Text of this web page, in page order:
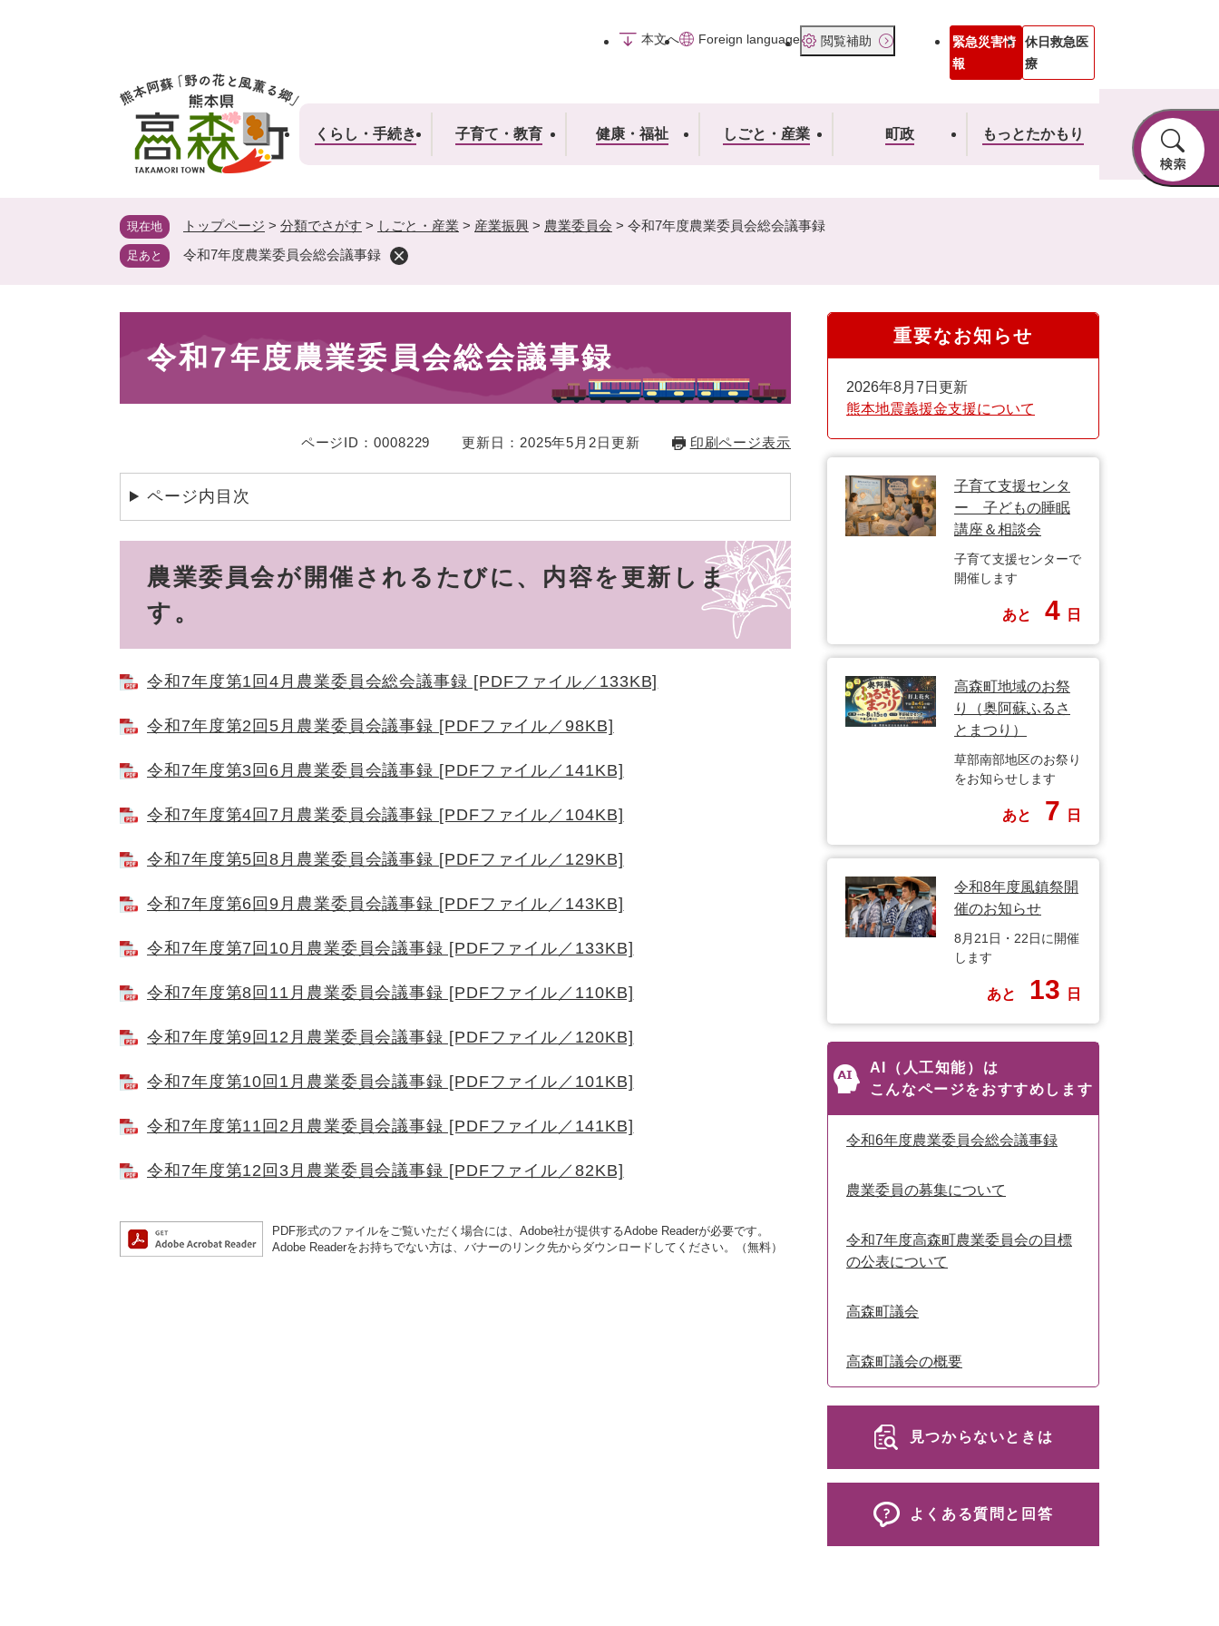
本文へ
Foreign language 閲覧補助
くらし・手続き 子育て・教育 健康・福祉 しごと・産業 町政 もっとたかもり
緊急災害情
報
休日救急医
療
現在地 トップページ > 分類でさがす > しごと・産業 > 産業振興 > 農業委員会 > 令和7年度農業委員会総会議事録
足あと 令和7年度農業委員会総会議事録
令和7年度農業委員会総会議事録
ページID：0008229 更新日：2025年5月2日更新 印刷ページ表示
ページ内目次
農業委員会が開催されるたびに、内容を更新しま
す。
令和7年度第1回4月農業委員会総会議事録 [PDFファイル／133KB]
令和7年度第2回5月農業委員会議事録 [PDFファイル／98KB]
令和7年度第3回6月農業委員会議事録 [PDFファイル／141KB]
令和7年度第4回7月農業委員会議事録 [PDFファイル／104KB]
令和7年度第5回8月農業委員会議事録 [PDFファイル／129KB]
令和7年度第6回9月農業委員会議事録 [PDFファイル／143KB]
令和7年度第7回10月農業委員会議事録 [PDFファイル／133KB]
令和7年度第8回11月農業委員会議事録 [PDFファイル／110KB]
令和7年度第9回12月農業委員会議事録 [PDFファイル／120KB]
令和7年度第10回1月農業委員会議事録 [PDFファイル／101KB]
令和7年度第11回2月農業委員会議事録 [PDFファイル／141KB]
令和7年度第12回3月農業委員会議事録 [PDFファイル／82KB]
PDF形式のファイルをご覧いただく場合には、Adobe社が提供するAdobe Readerが必要です。
Adobe Readerをお持ちでない方は、バナーのリンク先からダウンロードしてください。（無料）
重要なお知らせ
2026年8月7日更新
熊本地震義援金支援について
子育て支援センタ
ー 子どもの睡眠
講座＆相談会
子育て支援センターで
開催します
あと 4 日
高森町地域のお祭
り（奥阿蘇ふるさ
とまつり）
草部南部地区のお祭り
をお知らせします
あと 7 日
令和8年度風鎮祭開
催のお知らせ
8月21日・22日に開催
します
あと 13 日
AI（人工知能）は
こんなページをおすすめします
令和6年度農業委員会総会議事録
農業委員の募集について
令和7年度高森町農業委員会の目標
の公表について
高森町議会
高森町議会の概要
見つからないときは
よくある質問と回答